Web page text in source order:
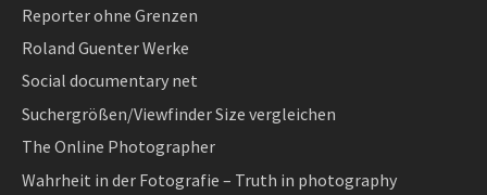
Reporter ohne Grenzen
Roland Guenter Werke
Social documentary net
Suchergrößen/Viewfinder Size vergleichen
The Online Photographer
Wahrheit in der Fotografie – Truth in photography